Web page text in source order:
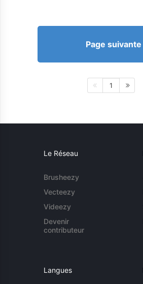
Page suivante
1
Le Réseau
Brusheezy
Vecteezy
Videezy
Devenir
contributeur
Langues